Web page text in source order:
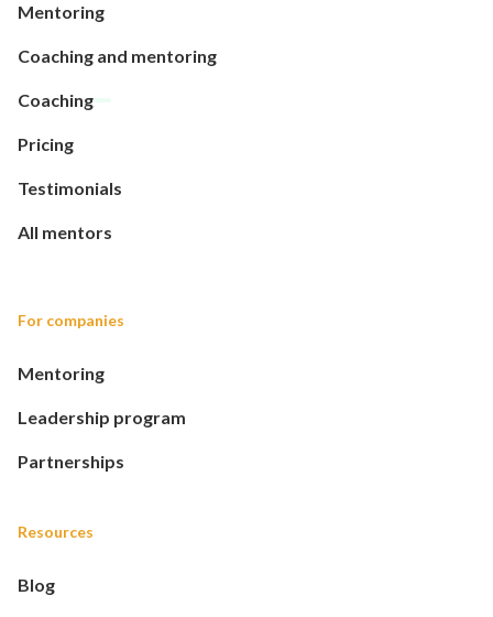
Mentoring
Coaching and mentoring
Coaching
Pricing
Testimonials
All mentors
For companies
Mentoring
Leadership program
Partnerships
Resources
Blog